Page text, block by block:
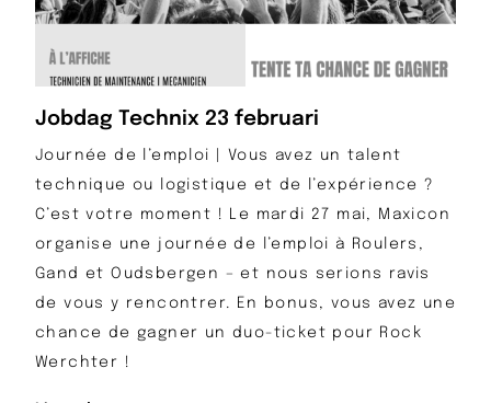
Jobdag Technix 23 februari
Journée de l’emploi | Vous avez un talent
technique ou logistique et de l’expérience ?
C’est votre moment ! Le mardi 27 mai, Maxicon
organise une journée de l’emploi à Roulers,
Gand et Oudsbergen – et nous serions ravis
de vous y rencontrer. En bonus, vous avez une
chance de gagner un duo-ticket pour Rock
Werchter !